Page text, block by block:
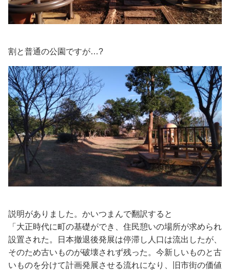
割と普通の公園ですが…?
説明がありました。かいつまんで翻訳すると
「大正時代に町の基礎ができ、住民憩いの場所が求められ
設置された。日本撤退後発展は停滞し人口は流出したが、
そのため古いものが破壊されず残った。今新しいものと古
いものを分けて計画発展させる流れになり、旧市街の価値